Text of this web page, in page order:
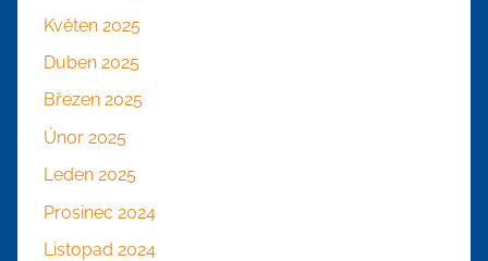
Květen 2025
Duben 2025
Březen 2025
Únor 2025
Leden 2025
Prosinec 2024
Listopad 2024